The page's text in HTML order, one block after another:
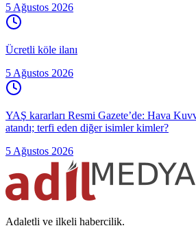
5 Ağustos 2026
Ücretli köle ilanı
5 Ağustos 2026
YAŞ kararları Resmi Gazete’de: Hava
atandı; terfi eden diğer isimler kimler?
5 Ağustos 2026
Adaletli ve ilkeli habercilik.